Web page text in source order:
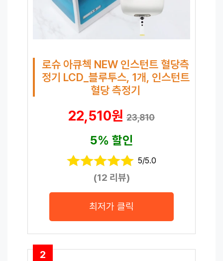
로슈 아큐첵 NEW 인스턴트 혈당측
정기 LCD_블루투스, 1개, 인스턴트
혈당 측정기
22,510원 23,810
5% 할인
5/5.0
(12 리뷰)
최저가 클릭
2